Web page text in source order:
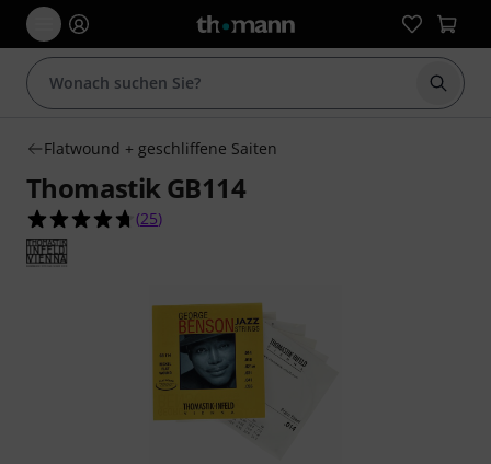
Suche
Flatwound + geschliffene Saiten
Thomastik GB114
4.7 von 5 Sternen aus 25 Kundenbewertungen
(25)